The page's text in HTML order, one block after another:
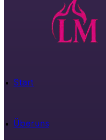
Start
Über uns